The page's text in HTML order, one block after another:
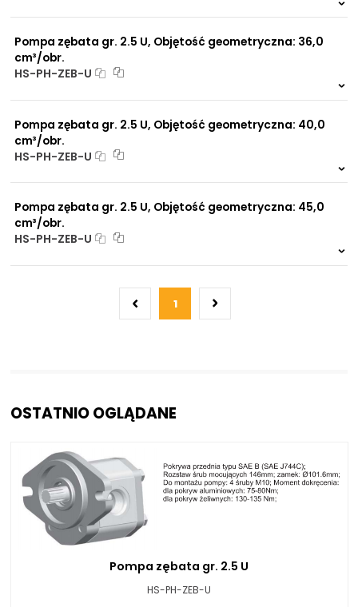
Pompa zębata gr. 2.5 U, Objętość geometryczna: 36,0
cm³/obr.
HS-PH-ZEB-U
Pompa zębata gr. 2.5 U, Objętość geometryczna: 40,0
cm³/obr.
HS-PH-ZEB-U
Pompa zębata gr. 2.5 U, Objętość geometryczna: 45,0
cm³/obr.
HS-PH-ZEB-U
1
OSTATNIO OGLĄDANE
Pompa zębata gr. 2.5 U
HS-PH-ZEB-U